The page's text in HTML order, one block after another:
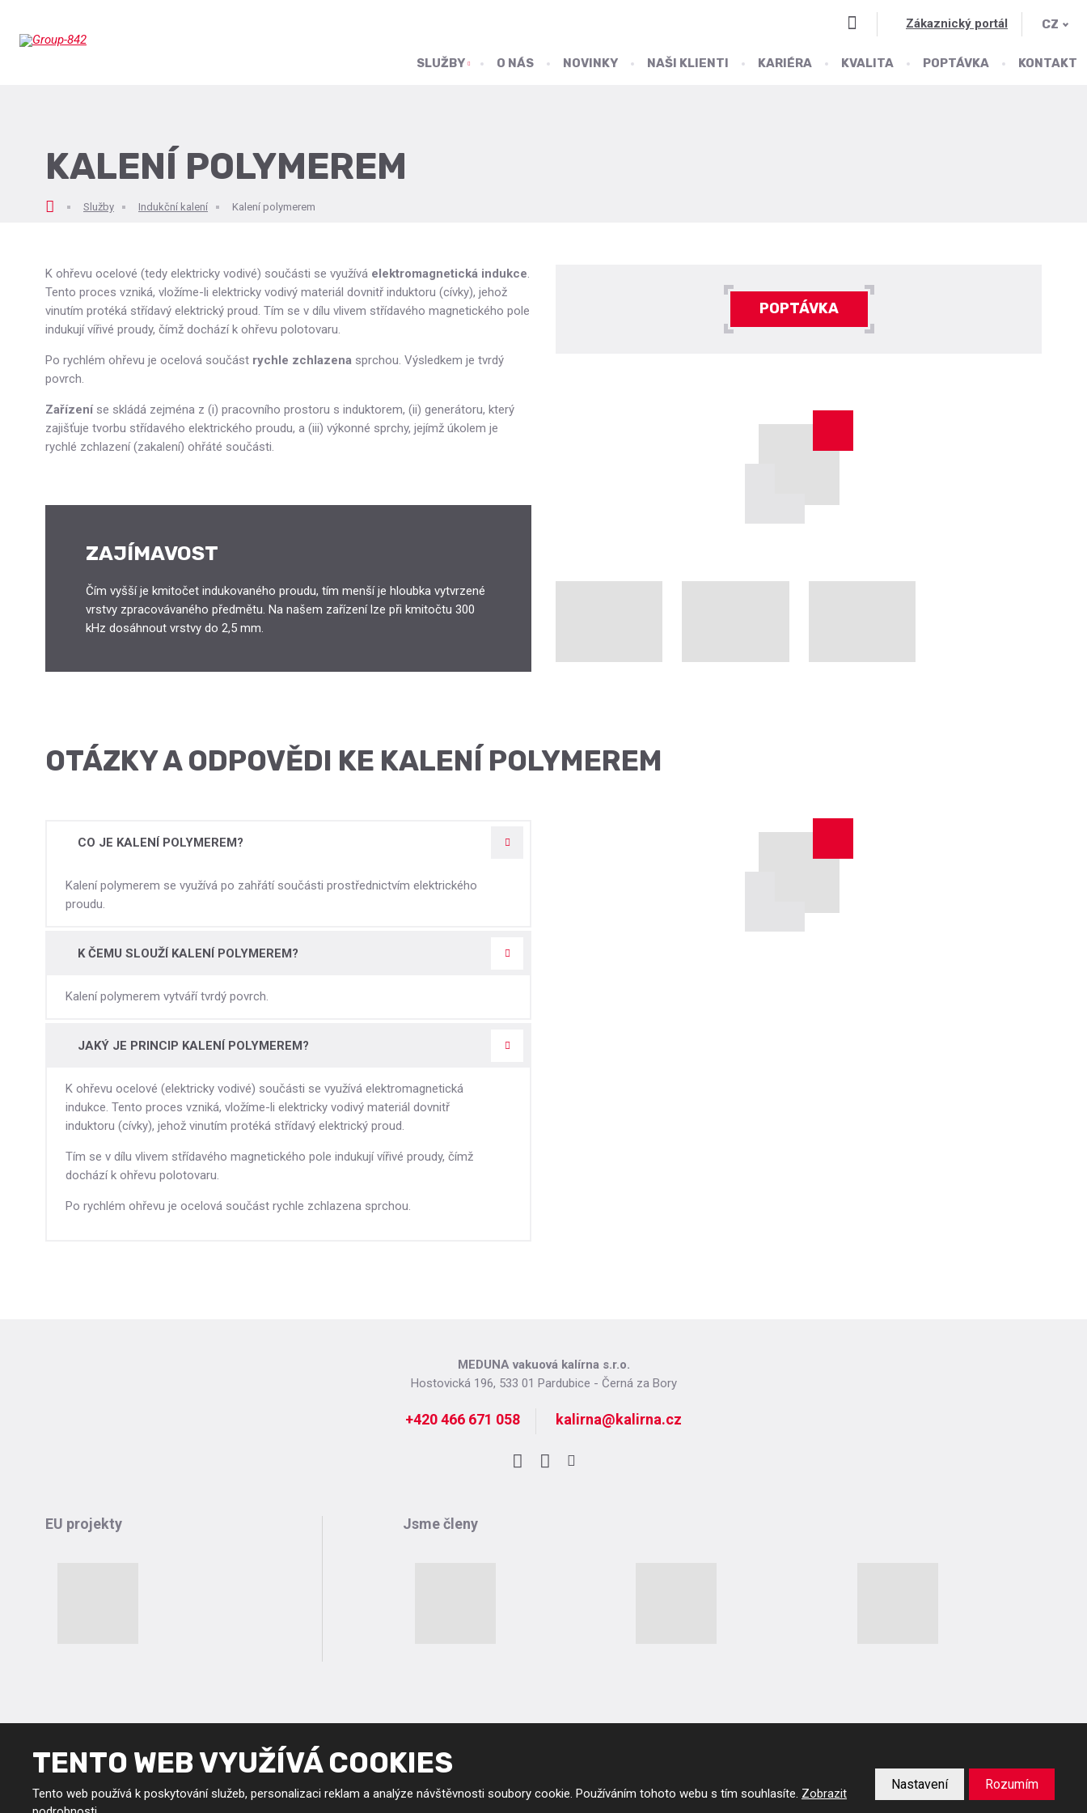
SLUŽBY O NÁS NOVINKY NAŠI KLIENTI KARIÉRA KVALITA POPTÁVKA KONTAKT
VyhledáváníZákaznický portál CZ
KALENÍ POLYMEREM
Služby Indukční kalení Kalení polymerem
K ohřevu ocelové (tedy elektricky vodivé) součásti se využívá elektromagnetická indukce.
Tento proces vzniká, vložíme-li elektricky vodivý materiál dovnitř induktoru (cívky), jehož
vinutím protéká střídavý elektrický proud. Tím se v dílu vlivem střídavého magnetického pole
indukují vířivé proudy, čímž dochází k ohřevu polotovaru.
Po rychlém ohřevu je ocelová součást rychle zchlazena sprchou. Výsledkem je tvrdý
povrch.
Zařízeníse skládá zejména z (i) pracovního prostoru s induktorem, (ii) generátoru, který
zajišťuje tvorbu střídavého elektrického proudu, a (iii) výkonné sprchy, jejímž úkolem je
rychlé zchlazení (zakalení) ohřáté součásti.
ZAJÍMAVOST
Čím vyšší je kmitočet indukovaného proudu, tím menší je hloubka vytvrzené
vrstvy zpracovávaného předmětu. Na našem zařízení lze při kmitočtu 300
kHz dosáhnout vrstvy do 2,5 mm.
POPTÁVKA
OTÁZKY A ODPOVĚDI KE KALENÍ POLYMEREM
CO JE KALENÍ POLYMEREM?
Kalení polymerem se využívá po zahřátí součásti prostřednictvím elektrického
proudu.
K ČEMU SLOUŽÍ KALENÍ POLYMEREM?
Kalení polymerem vytváří tvrdý povrch.
JAKÝ JE PRINCIP KALENÍ POLYMEREM?
K ohřevu ocelové (elektricky vodivé) součásti se využívá elektromagnetická
indukce. Tento proces vzniká, vložíme-li elektricky vodivý materiál dovnitř
induktoru (cívky), jehož vinutím protéká střídavý elektrický proud.
Tím se v dílu vlivem střídavého magnetického pole indukují vířivé proudy, čímž
dochází k ohřevu polotovaru.
Po rychlém ohřevu je ocelová součást rychle zchlazena sprchou.
MEDUNA vakuová kalírna s.r.o.
Hostovická 196, 533 01 Pardubice - Černá za Bory
+420 466 671 058 kalirna@kalirna.cz
Facebook
LinkedIn
EU projekty Jsme členy
© MEDUNA vakuová kalírna s.r.o. 2026, vytvořila eBRÁNA s.r.o.
Podmínky použití
TENTO WEB VYUŽÍVÁ COOKIES
Tento web používá k poskytování služeb, personalizaci reklam a analýze návštěvnosti soubory cookie. Používáním tohoto webu s tím souhlasíte. Zobrazit
Nastavení Rozumím